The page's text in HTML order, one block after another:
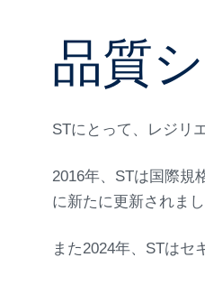
品質
STにとって、レジリ
2016年、STは国際規
に新たに更新されまし
また2024年、STはセ